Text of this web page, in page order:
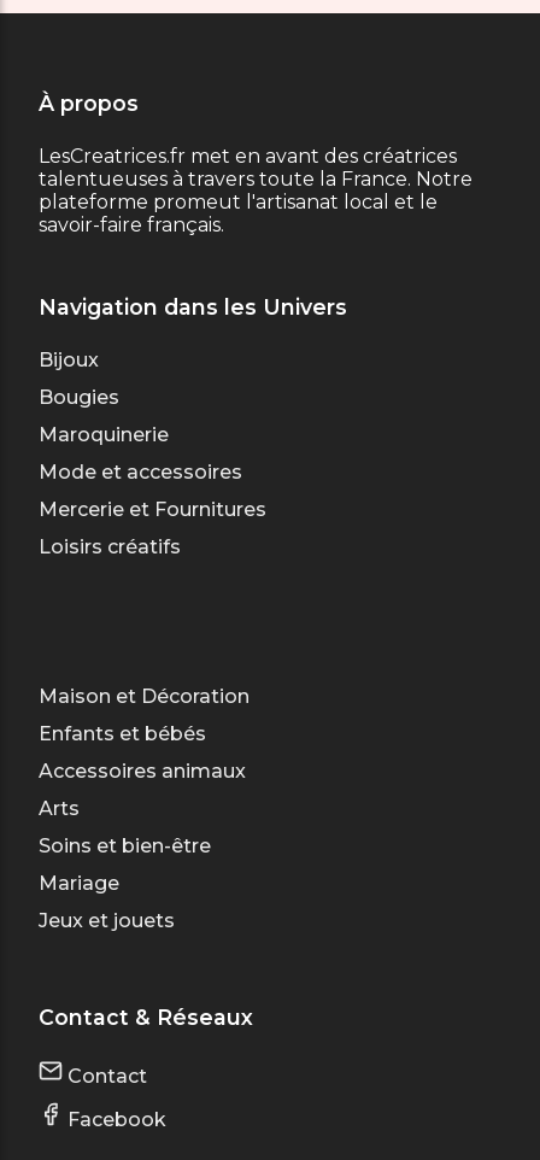
À propos
LesCreatrices.fr met en avant des créatrices
talentueuses à travers toute la France. Notre
plateforme promeut l'artisanat local et le
savoir-faire français.
Navigation dans les Univers
Bijoux
Bougies
Maroquinerie
Mode et accessoires
Mercerie et Fournitures
Loisirs créatifs
Maison et Décoration
Enfants et bébés
Accessoires animaux
Arts
Soins et bien-être
Mariage
Jeux et jouets
Contact & Réseaux
Contact
Facebook